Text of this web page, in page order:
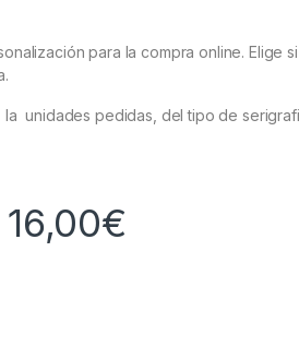
para la compra online. Elige
unidades pedidas, del tipo de
16,00€